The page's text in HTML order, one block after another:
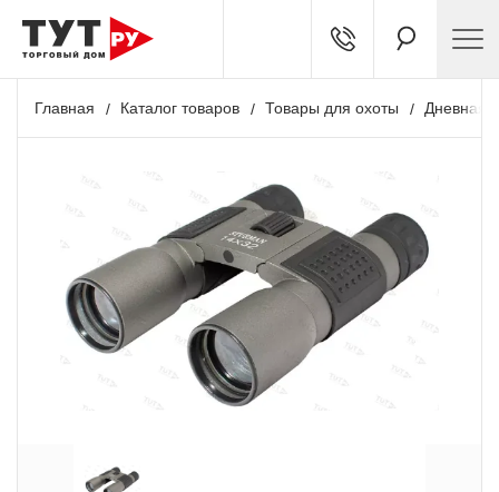
Главная Каталог товаров Товары для охоты Дневная